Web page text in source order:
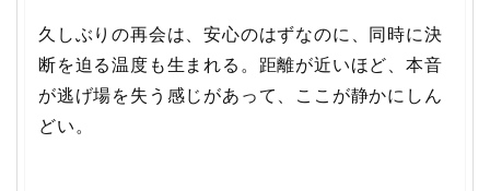
久しぶりの再会は、安心のはずなのに、同時に決
断を迫る温度も生まれる。距離が近いほど、本音
が逃げ場を失う感じがあって、ここが静かにしん
どい。